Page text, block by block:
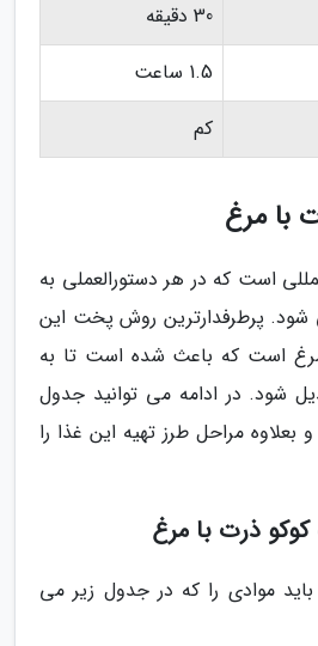
30 دقیقه
1.5 ساعت
کم
با مرغ
است که در هر دستورالعملی به
پرطرفدارترین روش پخت این
مرغ است که باعث شده است تا به
شود. در ادامه می توانید جدول
بعلاوه مراحل طرز تهیه این غذا را
کوکو ذرت با مرغ
موادی را که در جدول زیر می